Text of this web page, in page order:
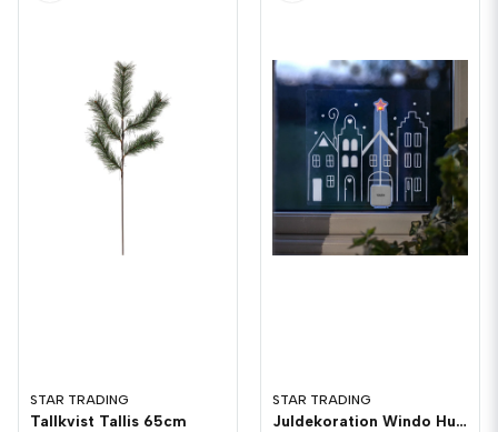
STAR TRADING
Tallkvist Tallis 65cm
STAR TRADING
Juldekoration Windo Hus Fönster